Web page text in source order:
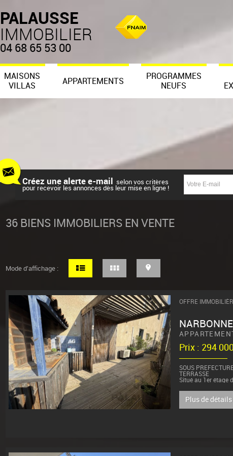
PALAUSSE
IMMOBILIER
04 68 65 53 00
MAISONS
VILLAS
APPARTEMENTS
PROGRAMMES
NEUFS
Créez une alerte e-mail
selon vos critères
pour recevoir les annonces dès leur mise en ligne !
36BIENS IMMOBILIERS EN VENTE
Mode d'affichage :
OFFRE
NARBONNE
Prix : 294
SOUS
TERRASSE
Situé au 1er étage
m² habitables offre
Plus de